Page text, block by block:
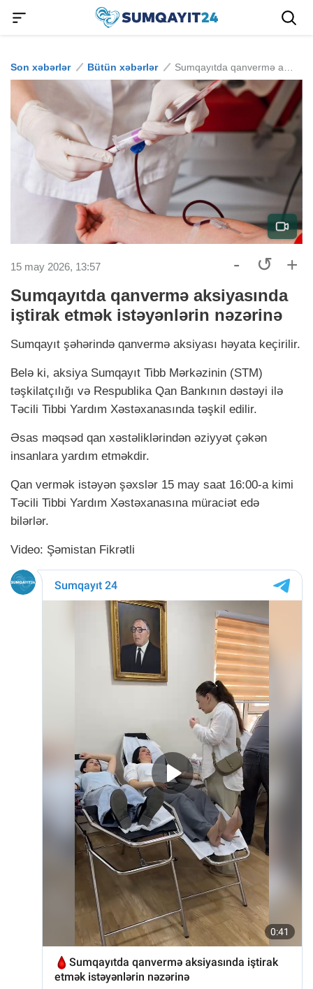
Son xəbərlər Bütün xəbərlər
15 may 2026, 13:57 - ↺ +
Sumqayıtda qanvermə aksiyasında
iştirak etmək istəyənlərin nəzərinə
Sumqayıt şəhərində qanvermə aksiyası həyata keçirilir.
Belə ki, aksiya Sumqayıt Tibb Mərkəzinin (STM)
təşkilatçılığı və Respublika Qan Bankının dəstəyi ilə
Təcili Tibbi Yardım Xəstəxanasında təşkil edilir.
Əsas məqsəd qan xəstəliklərindən əziyyət çəkən
insanlara yardım etməkdir.
Qan vermək istəyən şəxslər 15 may saat 16:00-a kimi
Təcili Tibbi Yardım Xəstəxanasına müraciət edə
bilərlər.
Video: Şəmistan Fikrətli